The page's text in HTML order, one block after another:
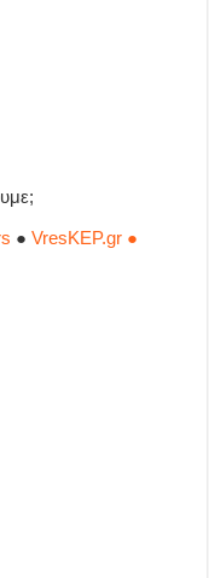
●VresKEP.gr ●